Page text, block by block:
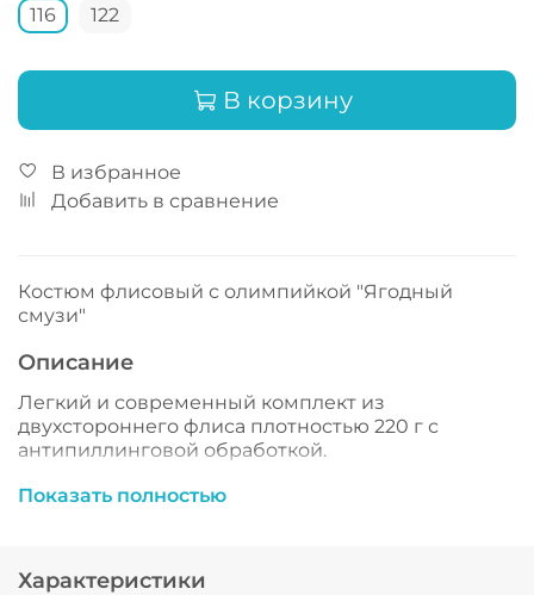
116 122
В корзину
В избранное
Добавить в сравнение
Костюм флисовый с олимпийкой "Ягодный
смузи"
Описание
Легкий и современный комплект из
двухстороннего флиса плотностью 220 г с
антипиллинговой обработкой.
Олимпийка:
Центральная застежка-молния, проходящая до
Показать полностью
Характеристики